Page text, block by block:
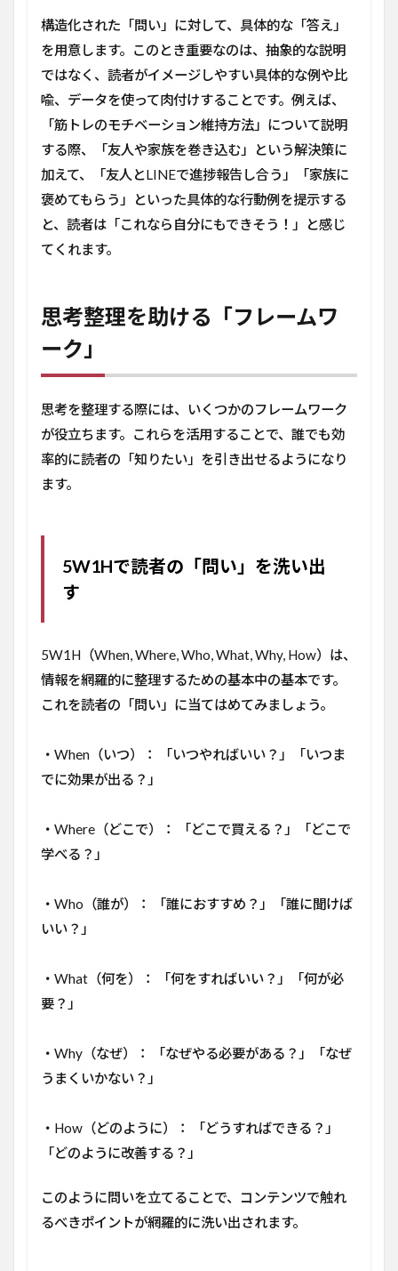
です
か？
3.2
思考
整理
ツー
ルは
何を
使え
ばい
す
か？
と
め
構造化された「問い」に対して、具体的な「答え」
を用意します。このとき重要なのは、抽象的な説明
ではなく、読者がイメージしやすい具体的な例や比
喩、データを使って肉付けすることです。例えば、
「筋トレのモチベーション維持方法」について説明
する際、「友人や家族を巻き込む」という解決策に
加えて、「友人とLINEで進捗報告し合う」「家族に
褒めてもらう」といった具体的な行動例を提示する
と、読者は「これなら自分にもできそう！」と感じ
てくれます。
思考整理を助ける「フレームワ
ーク」
思考を整理する際には、いくつかのフレームワーク
が役立ちます。これらを活用することで、誰でも効
率的に読者の「知りたい」を引き出せるようになり
ます。
5W1Hで読者の「問い」を洗い出
す
5W1H（When, Where, Who, What, Why, How）は、
情報を網羅的に整理するための基本中の基本です。
これを読者の「問い」に当てはめてみましょう。
・When（いつ）： 「いつやればいい？」「いつま
でに効果が出る？」
・Where（どこで）： 「どこで買える？」「どこで
学べる？」
・Who（誰が）： 「誰におすすめ？」「誰に聞けば
いい？」
・What（何を）： 「何をすればいい？」「何が必
要？」
・Why（なぜ）： 「なぜやる必要がある？」「なぜ
うまくいかない？」
・How（どのように）： 「どうすればできる？」
「どのように改善する？」
このように問いを立てることで、コンテンツで触れ
るべきポイントが網羅的に洗い出されます。